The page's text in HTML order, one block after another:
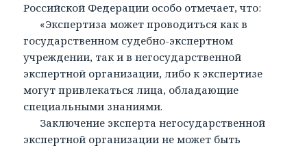
Российской Федерации особо отмечает, что:
«Экспертиза может проводиться как в
государственном судебно-экспертном
учреждении, так и в негосударственной
экспертной организации, либо к экспертизе
могут привлекаться лица, обладающие
специальными знаниями.
Заключение эксперта негосударственной
экспертной организации не может быть